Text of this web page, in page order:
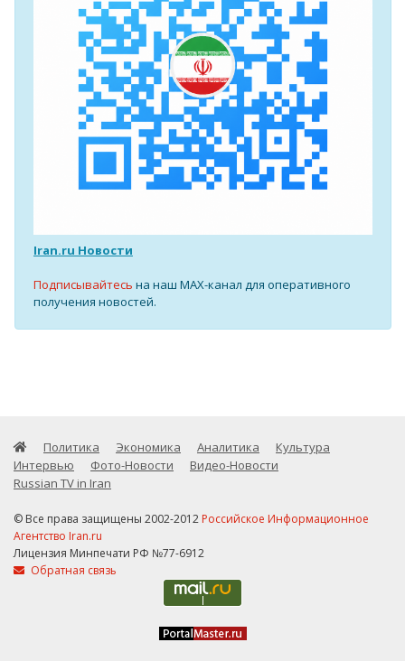
Iran.ru Новости
Подписывайтесь на наш MAX-канал для оперативного
получения новостей.
Политика Экономика Аналитика
Культура
Интервью
Фото-Новости
Видео-Новости
Russian TV in Iran
© Все права защищены 2002-2012 Российское Информационное
Агентство Iran.ru
Лицензия Минпечати РФ №77-6912
Обратная связь